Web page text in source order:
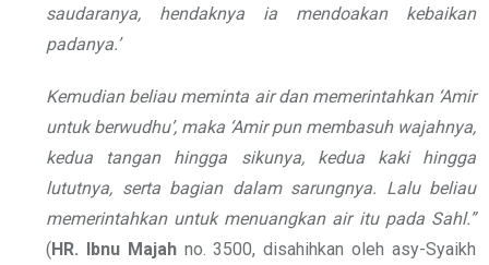
saudaranya, hendaknya ia mendoakan kebaikan
padanya.’
Kemudian beliau meminta air dan memerintahkan ‘Amir
untuk berwudhu’, maka ‘Amir pun membasuh wajahnya,
kedua tangan hingga sikunya, kedua kaki hingga
lututnya, serta bagian dalam sarungnya. Lalu beliau
memerintahkan untuk menuangkan air itu pada Sahl.”
(HR. Ibnu Majahno. 3500, disahihkan oleh asy-Syaikh